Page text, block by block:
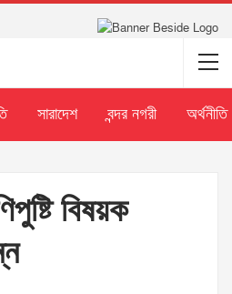
সারাদেশ বন্দর নগরী অর্থনীতি
বিষয়ক